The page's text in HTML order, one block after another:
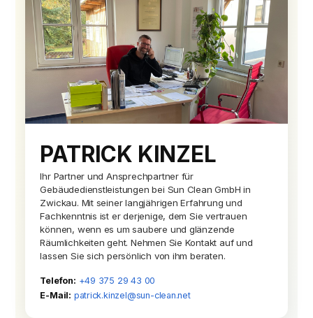
PATRICK KINZEL
Ihr Partner und Ansprechpartner für
Gebäudedienstleistungen bei Sun Clean GmbH in
Zwickau. Mit seiner langjährigen Erfahrung und
Fachkenntnis ist er derjenige, dem Sie vertrauen
können, wenn es um saubere und glänzende
Räumlichkeiten geht. Nehmen Sie Kontakt auf und
lassen Sie sich persönlich von ihm beraten.
Telefon: +49 375 29 43 00
E-Mail: patrick.kinzel@sun-clean.net